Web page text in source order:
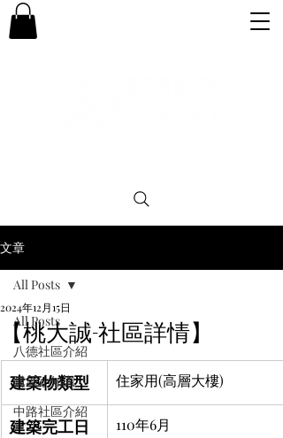
文章
All Posts
八德社區介紹
購屋小知識
中路社區介紹
All Posts
【桃大誠-社區詳情】
2024年12月15日
建築物類型 住家用(高層大樓)
建築完工日 110年6月